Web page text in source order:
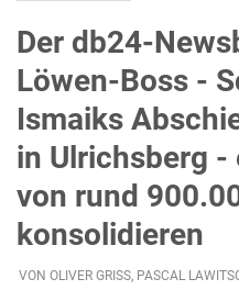
Der db24-
Löwen-Boss -
Ismaiks
in Ulrichsberg -
von rund
konsolidieren
VON OLIVER GRISS, PASCAL